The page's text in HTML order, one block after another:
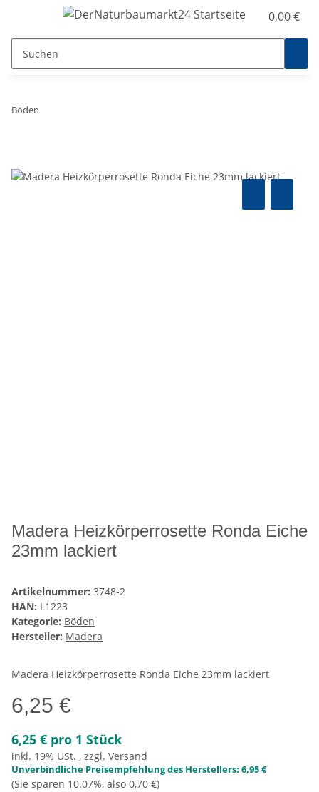
0,00 €
Böden
Madera Heizkörperrosette Ronda Eiche
23mm lackiert
Artikelnummer: 3748-2
HAN: L1223
Kategorie: Böden
Hersteller: Madera
Madera Heizkörperrosette Ronda Eiche 23mm lackiert
6,25 €
6,25 € pro 1 Stück
inkl. 19% USt. , zzgl. Versand
Unverbindliche Preisempfehlung des Herstellers: 6,95 €
(Sie sparen 10.07%, also 0,70 €)